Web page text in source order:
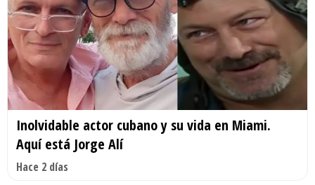
Inolvidable actor cubano y su vida en Miami.
Aquí está Jorge Alí
Hace 2 días